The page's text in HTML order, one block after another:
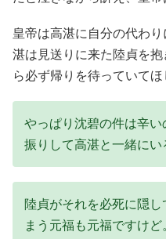
皇帝は高湛に自分の代わ
湛は見送りに来た陸貞を
ら必ず帰りを待っていてほ
やっぱり沈碧の件は辛
振りして高湛と一緒にい
陸貞がそれを必死に隠
まう元福も元福ですけ